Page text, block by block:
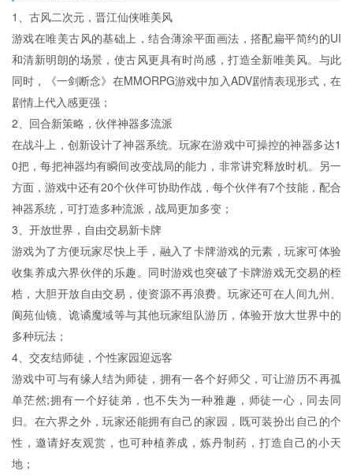
1、古风二次元，晋江仙侠唯美风
游戏在唯美古风的基础上，结合薄涂平面画法，搭配扁平简约的UI
和清新明朗的场景，使古风更具有时尚感，打造全新唯美风。与此
同时，《一剑断念》在MMORPG游戏中加入ADV剧情表现形式，在
剧情上代入感更强；
2、回合新策略，伙伴神器多流派
在战斗上，创新设计了神器系统。玩家在游戏中可操控的神器多达1
0把，每把神器均有瞬间改变战局的能力，非常讲究释放时机。另一
方面，游戏中还有20个伙伴可协助作战，每个伙伴有7个技能，配合
神器系统，可打造多种流派，战局更加多变；
3、开放世界，自由交易新卡牌
游戏为了方便玩家尽快上手，融入了卡牌游戏的元素，玩家可体验
收集养成六界伙伴的乐趣。同时游戏也突破了卡牌游戏无交易的桎
梏，大胆开放自由交易，使资源不再浪费。玩家还可在人间九州、
阆苑仙镜、诡谲魔域等与其他玩家组队游历，体验开放大世界中的
多种玩法；
4、交友结师徒，个性家园迎远客
游戏中可与有缘人结为师徒，拥有一各个好师父，可让游历不再孤
单茫然;拥有一个好徒弟，也不失为一种雅趣，师徒一心，同去同
归。在六界之外，玩家还能拥有自己的家园，既可装扮出自己的个
性，邀请好友观赏，也可种植养成，炼丹制药，打造自己的小天
地；